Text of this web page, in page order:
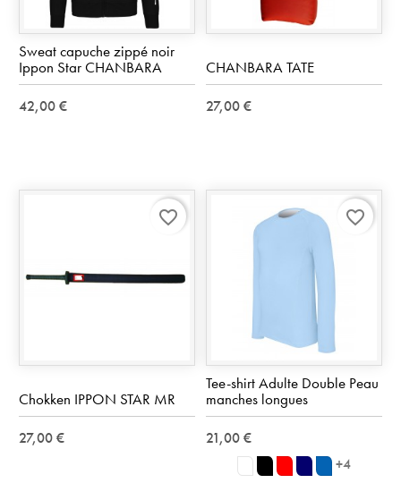
Sweat capuche zippé noir
Ippon Star CHANBARA
42,00 €
CHANBARA TATE
27,00 €
Chokken IPPON STAR MR
27,00 €
favorite_border
Tee-shirt Adulte Double Peau
manches longues
21,00 €
blancnoir rougeMarine
Royal
+4
favorite_border